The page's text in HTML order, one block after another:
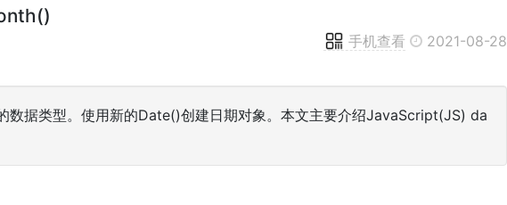
手机查看 2021-08-28
数据类型。使用新的Date()创建日期对象。本文主要介绍JavaScript(JS) da